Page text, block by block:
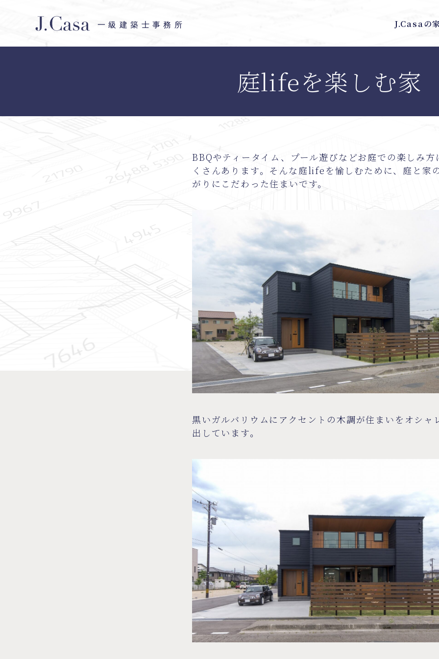
一級建築士事務所 J.Casaの
庭lifeを楽しむ家
BBQやティータイム、プール遊びなどお庭での楽しみ方
くさんあります。そんな庭lifeを愉しむために、庭と家
がりにこだわった住まいです。
黒いガルバリウムにアクセントの木調が住まいをオシャ
出しています。